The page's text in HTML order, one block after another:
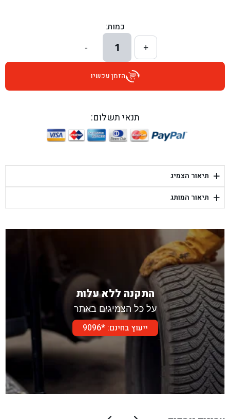
בן גל - הרצל 6, גדרה - גדרה
בן גל - שדרות דוד בן גוריון 8, באר שבע - באר שבע
בן גל - היובלים 26, הוד השרון - הוד השרון
בן גל - יפת 88, תל אביב יפו - תל אביב
בן גל - דור אלון הר טוב - בית שמש
כמות:
+
1
-
הזמן עכשיו
תנאי תשלום:
+ תיאור הצמיג
+ תיאור המותג
התקנה ללא עלות
על כל הצמיגים באתר
ייעוץ בחינם: *9096